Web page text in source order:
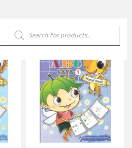
Products
search